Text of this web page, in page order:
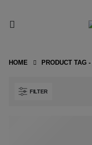
HOME PRODUCT TAG -
FILTER